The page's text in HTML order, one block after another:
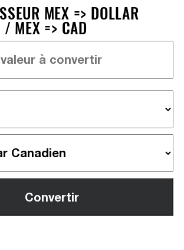
MEX => DOLLAR
MEX => CAD